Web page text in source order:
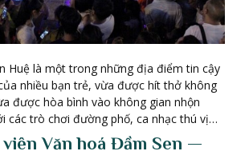
Huệ là một trong những địa điểm tin cậy
nhiều bạn trẻ, vừa được hít thở không
được hòa bình vào không gian nhộn
các trò chơi đường phố, ca nhạc thú vị…
Văn hoá Đầm Sen —